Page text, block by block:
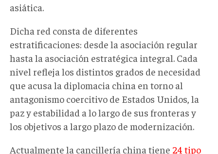
asiática.
Dicha red consta de diferentes
estratificaciones: desde la asociación regular
hasta la asociación estratégica integral. Cada
nivel refleja los distintos grados de necesidad
que acusa la diplomacia china en torno al
antagonismo coercitivo de Estados Unidos, la
paz y estabilidad a lo largo de sus fronteras y
los objetivos a largo plazo de modernización.
Actualmente la cancillería china tiene 24 tipo